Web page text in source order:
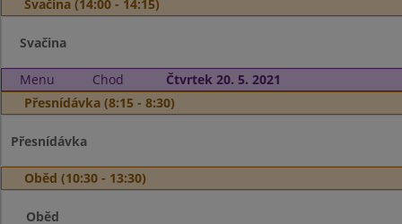
Svačina (14:00 - 14:15)
Svačina
Menu Chod
Čtvrtek 20. 5. 2021
Přesnídávka (8:15 - 8:30)
Přesnídávka
Oběd (10:30 - 13:30)
Oběd